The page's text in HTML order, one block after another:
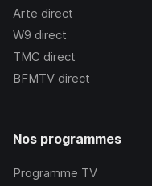
Arte direct
W9 direct
TMC direct
BFMTV direct
Nos programmes
Programme TV